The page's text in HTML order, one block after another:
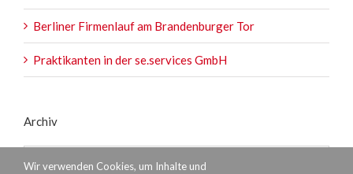
Berliner Firmenlauf am Brandenburger Tor
Praktikanten in der se.services GmbH
Archiv
Wir verwenden Cookies, um Inhalte und